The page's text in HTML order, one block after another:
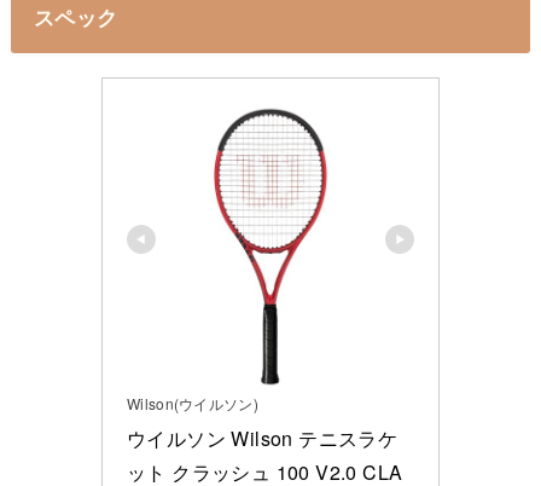
スペック
Wilson(ウイルソン)
ウイルソン Wilson テニスラケ
ット クラッシュ 100 V2.0 CLA